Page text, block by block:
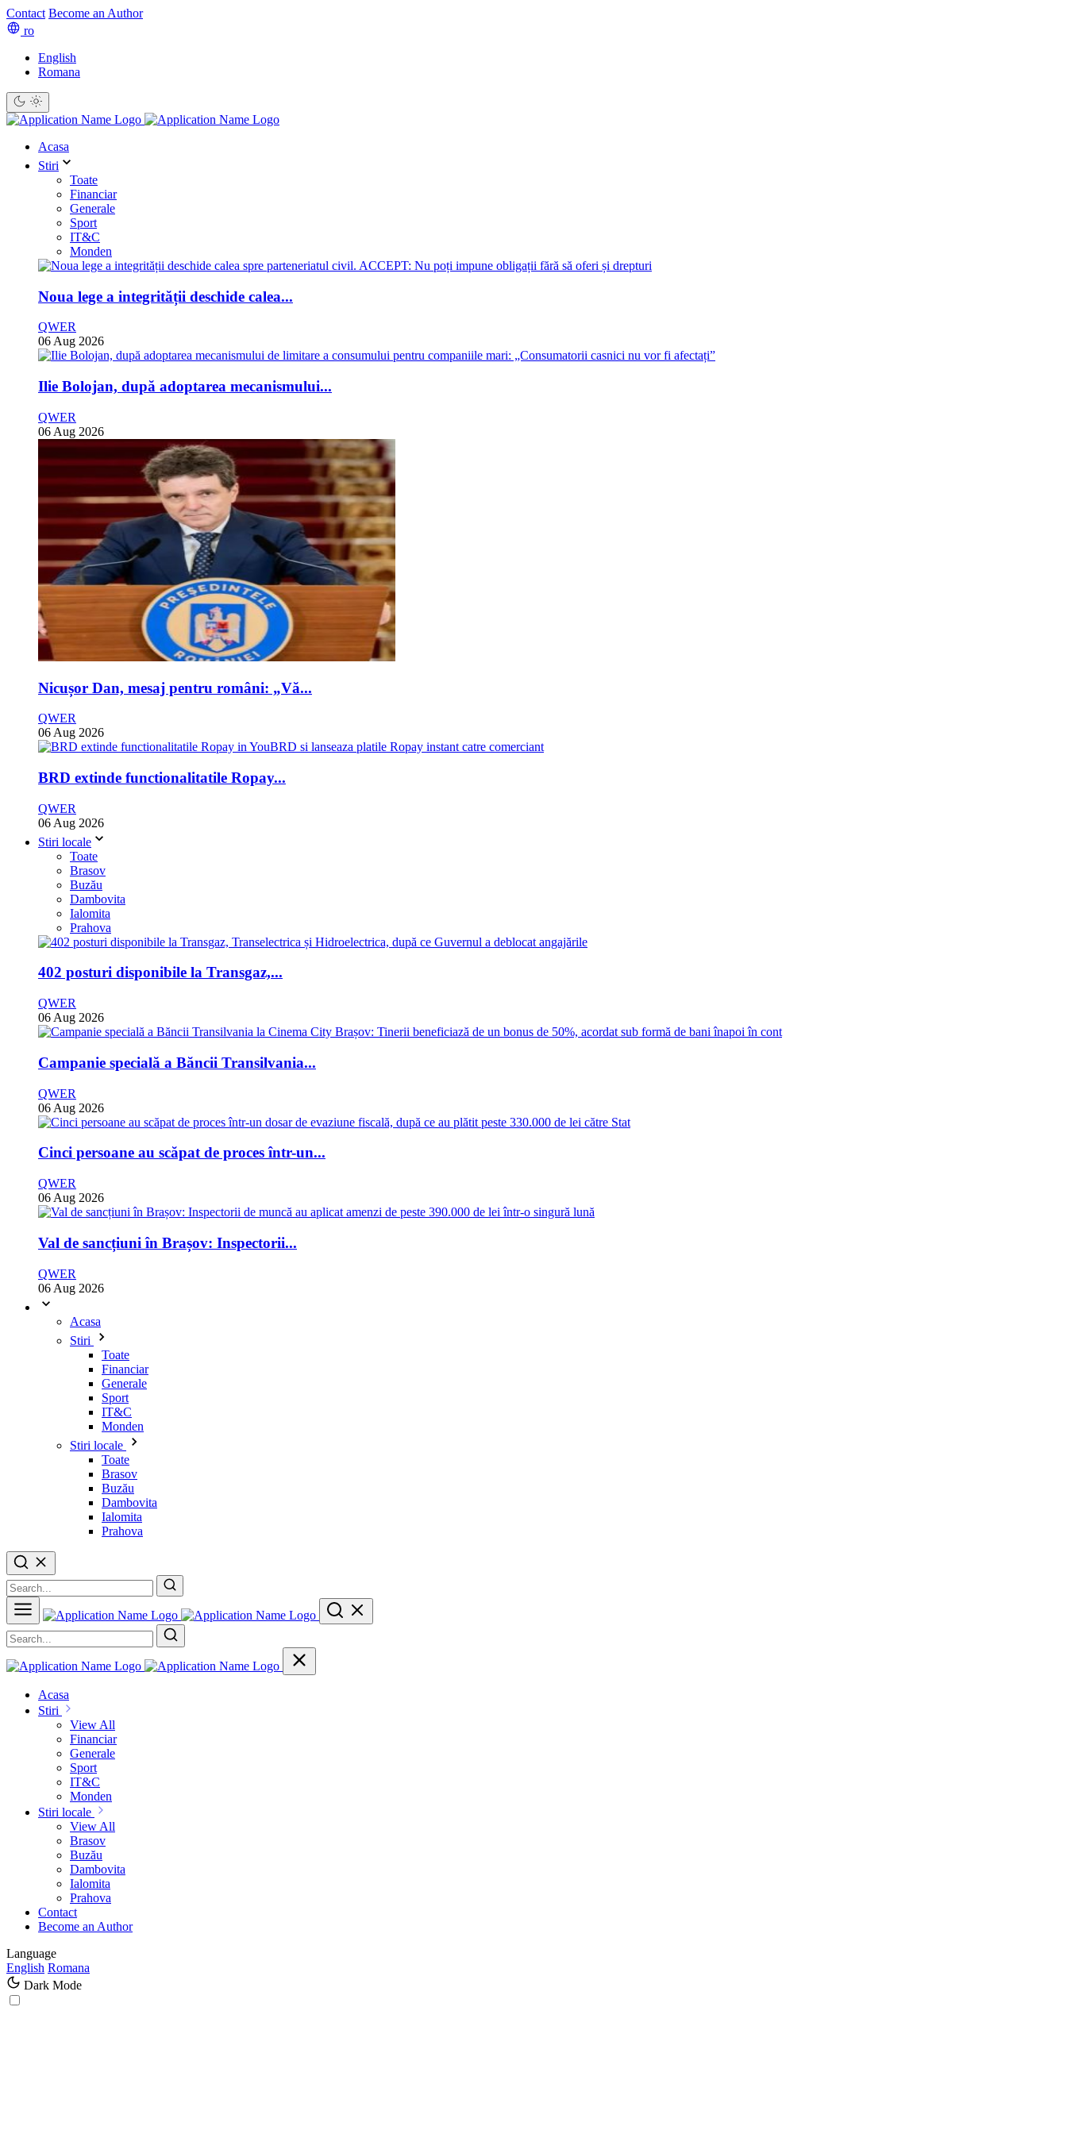
Contact Become an Author
ro
English
Romana
Acasa
Stiri
Toate
Financiar
Generale
Sport
IT&C
Monden
Noua lege a integrității deschide calea...
QWER
06 Aug 2026
Ilie Bolojan, după adoptarea mecanismului...
QWER
06 Aug 2026
Nicușor Dan, mesaj pentru români: „Vă...
QWER
06 Aug 2026
BRD extinde functionalitatile Ropay...
QWER
06 Aug 2026
Stiri locale
Toate
Brasov
Buzău
Dambovita
Ialomita
Prahova
402 posturi disponibile la Transgaz,...
QWER
06 Aug 2026
Campanie specială a Băncii Transilvania...
QWER
06 Aug 2026
Cinci persoane au scăpat de proces într-un...
QWER
06 Aug 2026
Val de sancțiuni în Brașov: Inspectorii...
QWER
06 Aug 2026
Acasa
Stiri
Toate
Financiar
Generale
Sport
IT&C
Monden
Stiri locale
Toate
Brasov
Buzău
Dambovita
Ialomita
Prahova
Acasa
Stiri
View All
Financiar
Generale
Sport
IT&C
Monden
Stiri locale
View All
Brasov
Buzău
Dambovita
Ialomita
Prahova
Contact
Become an Author
Language
English Romana
Dark Mode